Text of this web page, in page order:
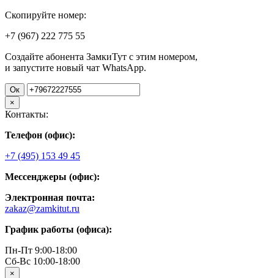
Скопируйте номер:
+7 (967) 222 775 55
Создайте абонента ЗамкиТут с этим номером,
и запустите новый чат WhatsApp.
Ок
×
Контакты:
Телефон (офис):
+7 (495) 153 49 45
Мессенджеры (офис):
Электронная почта:
zakaz@zamkitut.ru
График работы (офиса):
Пн-Пт 9:00-18:00
Сб-Вс 10:00-18:00
×